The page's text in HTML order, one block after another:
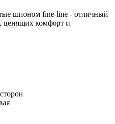
шпоном fine-line - отличный
ценящих комфорт и